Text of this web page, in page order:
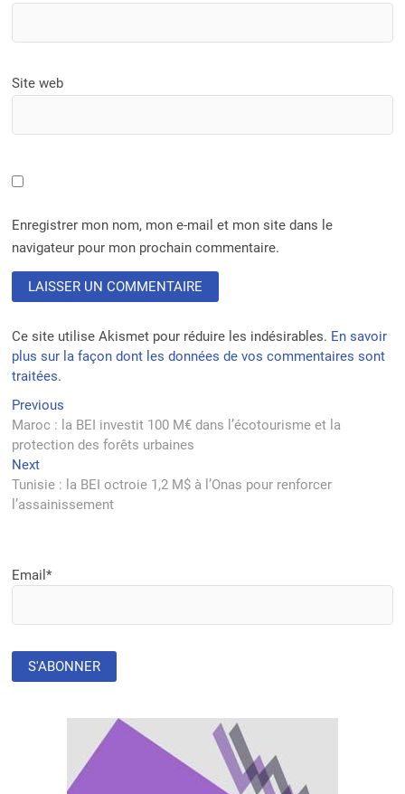
Site web
Enregistrer mon nom, mon e-mail et mon site dans le
navigateur pour mon prochain commentaire.
Ce site utilise Akismet pour réduire les indésirables. En savoir
plus sur la façon dont les données de vos commentaires sont
traitées.
Navigation
de
l’article
Previous
post:
Maroc : la BEI investit 100 M€ dans l’écotourisme et la
protection des forêts urbaines
NextNext
post:
Tunisie : la BEI octroie 1,2 M$ à l’Onas pour renforcer
l’assainissement
Email*